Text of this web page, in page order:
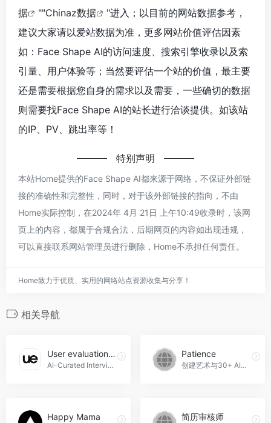
据
""Chinaz数据
"进入；以目前的网站数据参考，
建议大家请以爱站数据为准，更多网站价值评估因素
如：Face Shape AI的访问速度、搜索引擎收录以及索
引量、用户体验等；当然要评估一个站的价值，最主要
还是需要根据您自身的需求以及需要，一些确切的数据
则需要找Face Shape AI的站长进行洽谈提供。如该站
的IP、PV、跳出率等！
特别声明
本站Home提供的Face Shape AI都来源于网络，不保证外部链
接的准确性和完整性，同时，对于该外部链接的指向，不由
Home实际控制，在2024年 4月 21日 上午10:49收录时，该网
页上的内容，都属于合规合法，后期网页的内容如出现违规，
可以直接联系网站管理员进行删除，Home不承担任何责任。
Home致力于优质、实用的网络站点资源收集与分享！
相关导航
User evaluation ai
AI-Curated Interviews是一款由User Evaluation开发的人工智能产品，通过自动进行客户访谈，并将回答总结成富有洞察力和可操作性的报告，帮助用户了解用户需求和市场趋势，User evaluation ai官网入口网址
Patience
创建艺术与30+ AI模型和风格，Patience官网入口网址
Happy Mama 简历审核师